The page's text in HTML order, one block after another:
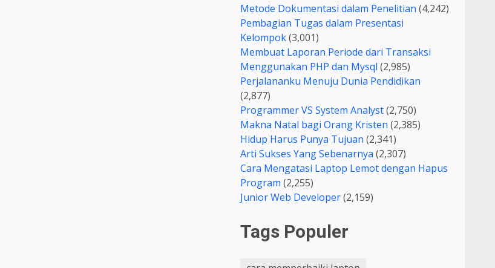
Metode Dokumentasi dalam Penelitian (4,242)
Pembagian Tugas dalam Presentasi
Kelompok(3,001)
Membuat Laporan Periode dari Transaksi
Menggunakan PHP dan Mysql (2,985)
Perjalananku Menuju Dunia Pendidikan
(2,877)
Programmer VS System Analyst(2,750)
Makna Natal bagi Orang Kristen (2,385)
Hidup Harus Punya Tujuan (2,341)
Arti Sukses Yang Sebenarnya (2,307)
Cara Mengatasi Laptop Lemot dengan Hapus
Program (2,255)
Junior Web Developer(2,159)
Tags Populer